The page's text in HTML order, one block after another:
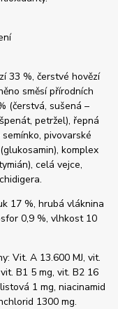
33 %, čerstvé hovězí
směsí přírodních
(čerstvá, sušená –
petržel), řepná
pivovarské
komplex
celá vejce,
17 %, hrubá vláknina
0,9 %, vlhkost 10
Vit. A 13.600 MJ, vit.
B1 5 mg, vit. B2 16
1 mg, niacinamid
1300 mg.